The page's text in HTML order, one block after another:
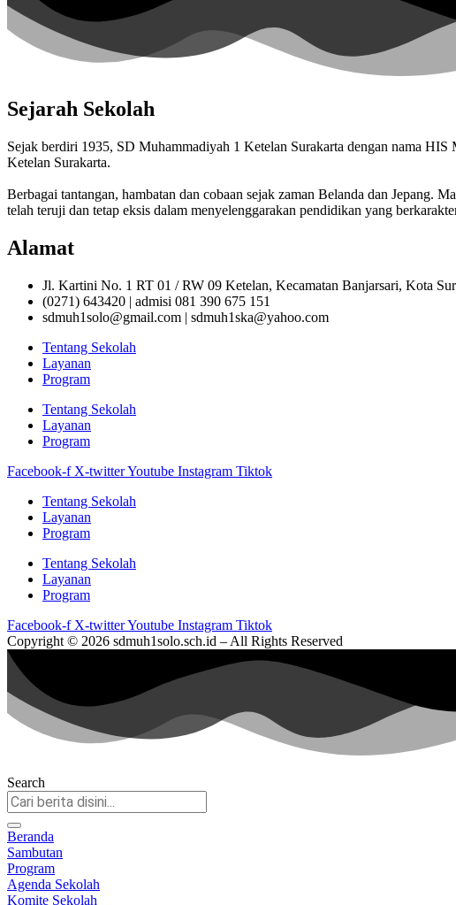
Sejarah Sekolah
Sejak berdiri 1935, SD Muhammadiyah 1 Ketelan Surakarta dengan nama
Ketelan Surakarta.
Berbagai tantangan, hambatan dan cobaan sejak zaman Belanda dan Jepang.
telah teruji dan tetap eksis dalam menyelenggarakan pendidikan yang
Alamat
Jl. Kartini No. 1 RT 01 / RW 09 Ketelan, Kecamatan Banjarsari, Kota
(0271) 643420 | admisi 081 390 675 151
sdmuh1solo@gmail.com | sdmuh1ska@yahoo.com
Tentang Sekolah
Layanan
Program
Tentang Sekolah
Layanan
Program
Facebook-f X-twitterYoutube Instagram Tiktok
Tentang Sekolah
Layanan
Program
Tentang Sekolah
Layanan
Program
Facebook-f X-twitterYoutube Instagram Tiktok
Copyright © 2026 sdmuh1solo.sch.id – All Rights Reserved
Search
Beranda
Sambutan
Program
Agenda Sekolah
Komite Sekolah